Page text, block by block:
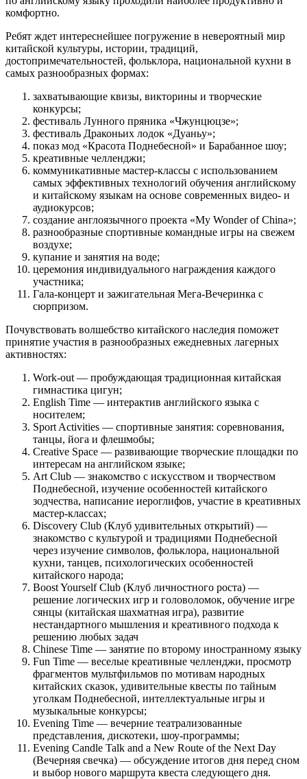
комфортно.
Ребят ждет интереснейшее погружение в невероятный мир
китайской культуры, истории, традиций,
достопримечательностей, фольклора, национальной кухни в
самых разнообразных формах:
захватывающие квизы, викторины и творческие
конкурсы;
фестиваль Лунного пряника «Чжунцюцзе»;
фестиваль Драконьих лодок «Дуаньу»;
показ мод «Красота Поднебесной» и Барабанное шоу;
креативные челленджи;
коммуникативные мастер-классы с использованием
самых эффективных технологий обучения английскому
и китайскому языкам на основе современных видео- и
аудиокурсов;
создание англоязычного проекта «My Wonder of China»;
разнообразные спортивные командные игры на свежем
воздухе;
купание и занятия на воде;
церемония индивидуального награждения каждого
участника;
Гала-концерт и зажигательная Мега-Вечеринка с
сюрпризом.
Почувствовать волшебство китайского наследия поможет
принятие участия в разнообразных ежедневных лагерных
активностях:
Work-out — пробуждающая традиционная китайская
гимнастика цигун;
English Time — интерактив английского языка с
носителем;
Sport Activities — спортивные занятия: соревнования,
танцы, йога и флешмобы;
Creative Space — развивающие творческие площадки по
интересам на английском языке;
Art Club — знакомство с искусством и творчеством
Поднебесной, изучение особенностей китайского
зодчества, написание иероглифов, участие в креативных
мастер-классах;
Discovery Club (Клуб удивительных открытий) —
знакомство с культурой и традициями Поднебесной
через изучение символов, фольклора, национальной
кухни, танцев, психологических особенностей
китайского народа;
Boost Yourself Club (Клуб личностного роста) —
решение логических игр и головоломок, обучение игре
сянцы (китайская шахматная игра), развитие
нестандартного мышления и креативного подхода к
решению любых задач
Chinese Time — занятие по второму иностранному языку
Fun Time — веселые креативные челленджи, просмотр
фрагментов мультфильмов по мотивам народных
китайских сказок, удивительные квесты по тайным
уголкам Поднебесной, интеллектуальные игры и
музыкальные конкурсы;
Evening Time — вечерние театрализованные
представления, дискотеки, шоу-программы;
Evening Candle Talk and a New Route of the Next Day
(Вечерняя свечка) — обсуждение итогов дня перед сном
и выбор нового маршрута квеста следующего дня.